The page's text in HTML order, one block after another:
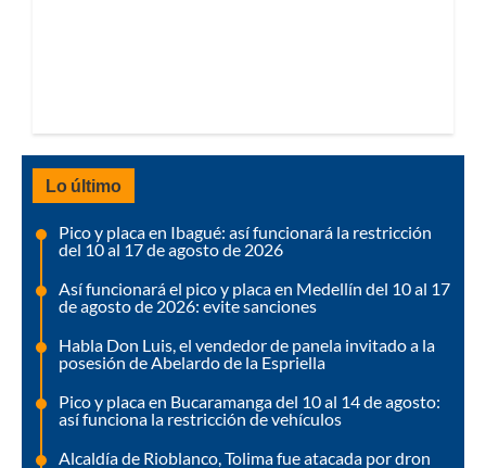
Lo último
Pico y placa en Ibagué: así funcionará la restricción
del 10 al 17 de agosto de 2026
Así funcionará el pico y placa en Medellín del 10 al 17
de agosto de 2026: evite sanciones
Habla Don Luis, el vendedor de panela invitado a la
posesión de Abelardo de la Espriella
Pico y placa en Bucaramanga del 10 al 14 de agosto:
así funciona la restricción de vehículos
Alcaldía de Rioblanco, Tolima fue atacada por dron